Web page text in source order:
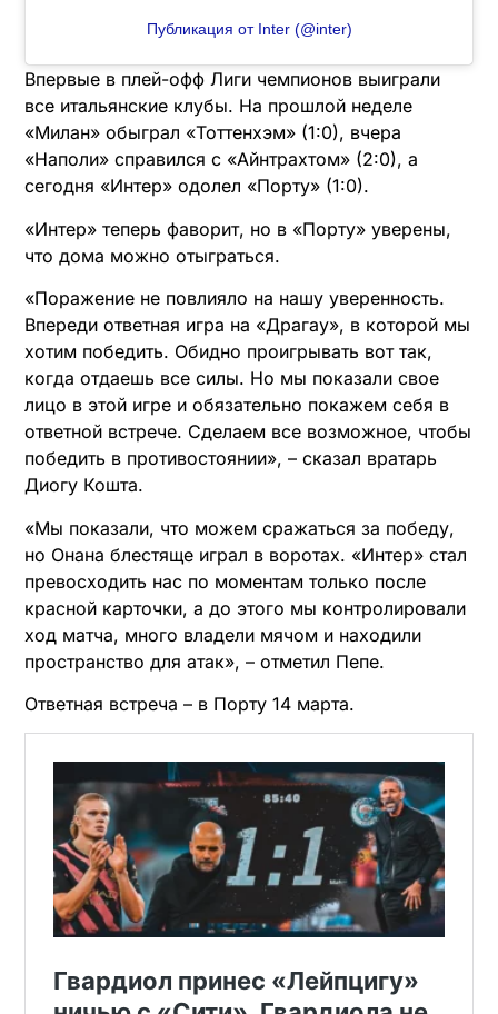
Публикация от Inter (@inter)
Впервые в плей-офф Лиги чемпионов выиграли
все итальянские клубы. На прошлой неделе
«Милан» обыграл «Тоттенхэм» (1:0), вчера
«Наполи» справился с «Айнтрахтом» (2:0), а
сегодня «Интер» одолел «Порту» (1:0).
«Интер» теперь фаворит, но в «Порту» уверены,
что дома можно отыграться.
«Поражение не повлияло на нашу уверенность.
Впереди ответная игра на «Драгау», в которой мы
хотим победить. Обидно проигрывать вот так,
когда отдаешь все силы. Но мы показали свое
лицо в этой игре и обязательно покажем себя в
ответной встрече. Сделаем все возможное, чтобы
победить в противостоянии», – сказал вратарь
Диогу Кошта.
«Мы показали, что можем сражаться за победу,
но Онана блестяще играл в воротах. «Интер» стал
превосходить нас по моментам только после
красной карточки, а до этого мы контролировали
ход матча, много владели мячом и находили
пространство для атак», – отметил Пепе.
Ответная встреча – в Порту 14 марта.